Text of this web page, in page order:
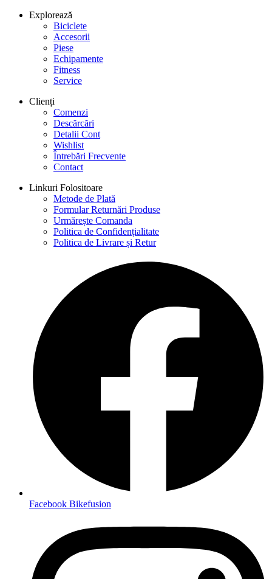
Explorează
Biciclete
Accesorii
Piese
Echipamente
Fitness
Service
Clienți
Comenzi
Descărcări
Detalii Cont
Wishlist
Întrebări Frecvente
Contact
Linkuri Folositoare
Metode de Plată
Formular Returnări Produse
Urmărește Comanda
Politica de Confidențialitate
Politica de Livrare și Retur
Facebook Bikefusion